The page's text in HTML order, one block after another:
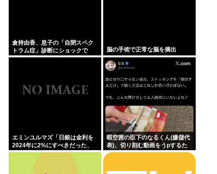
倉持由香、息子の「自閉スペク
トラム症」診断にショックで
涙… 見逃していた乳幼児期のサ
脳の手術で正常な脳を摘出
エミンユルマズ「日銀は金利を
2024年に2%にすべきだった、
2%で景気が悪くなるなら生産性
暇空茜の臣下のなるくん(嫌儲代
表)、切り刻む動画をうpするた
めにストッキングを購入、ハサ